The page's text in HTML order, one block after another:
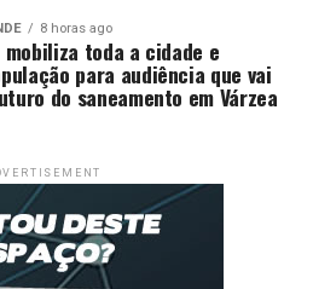
8 horas ago
toda a cidade e
para audiência que vai
do saneamento em Várzea